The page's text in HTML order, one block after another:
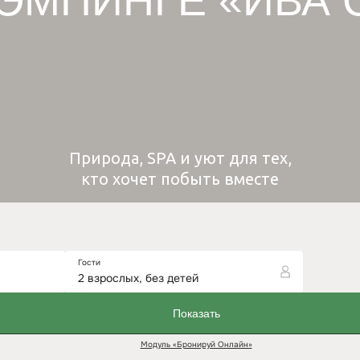
Природа, SPA и уют для тех,
кто хочет побыть вместе